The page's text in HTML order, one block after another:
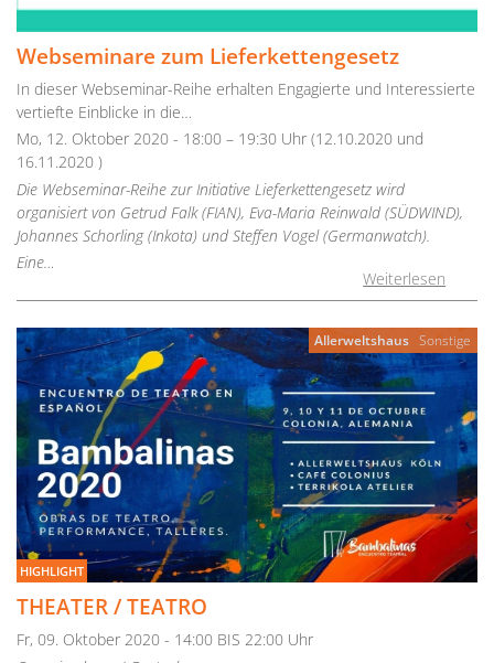
Webseminare zum Lieferkettengesetz
In dieser Webseminar-Reihe erhalten Engagierte und Interessierte
vertiefte Einblicke in die…
Mo, 12. Oktober 2020 - 18:00 – 19:30 Uhr (12.10.2020 und
16.11.2020 )
Die Webseminar-Reihe zur Initiative Lieferkettengesetz wird
organisiert von Getrud Falk (FIAN), Eva-Maria Reinwald (SÜDWIND),
Johannes Schorling (Inkota) und Steffen Vogel (Germanwatch).
Eine…
Weiterlesen
HIGHLIGHT
Allerweltshaus Sonstige
THEATER / TEATRO
Fr, 09. Oktober 2020 - 14:00 BIS 22:00 Uhr